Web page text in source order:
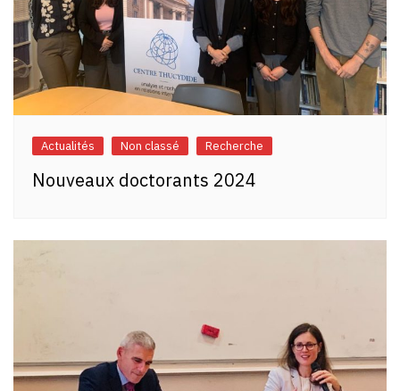
Actualités Non classé Recherche
Nouveaux doctorants 2024